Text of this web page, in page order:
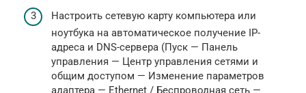
Настроить сетевую карту компьютера или
ноутбука на автоматическое получение IP-
адреса и DNS-сервера (Пуск — Панель
управления — Центр управления сетями и
общим доступом — Изменение параметров
адаптера — Ethernet / Беспроводная сеть —